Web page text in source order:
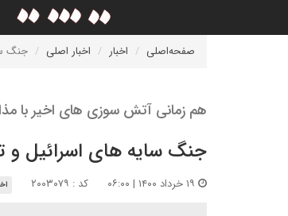
صفحه‌اصلی اخبار اخبار اصلی جنگ
هم زمانی آتش سوزی های اخیر با
جنگ سایه های اسرائیل و
کد : ۲۰۰۳۰۷۹